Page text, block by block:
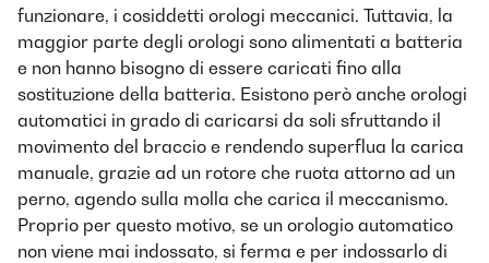
funzionare, i cosiddetti orologi meccanici. Tuttavia, la
maggior parte degli orologi sono alimentati a batteria
e non hanno bisogno di essere caricati fino alla
sostituzione della batteria. Esistono però anche orologi
automatici in grado di caricarsi da soli sfruttando il
movimento del braccio e rendendo superflua la carica
manuale, grazie ad un rotore che ruota attorno ad un
perno, agendo sulla molla che carica il meccanismo.
Proprio per questo motivo, se un orologio automatico
non viene mai indossato, si ferma e per indossarlo di